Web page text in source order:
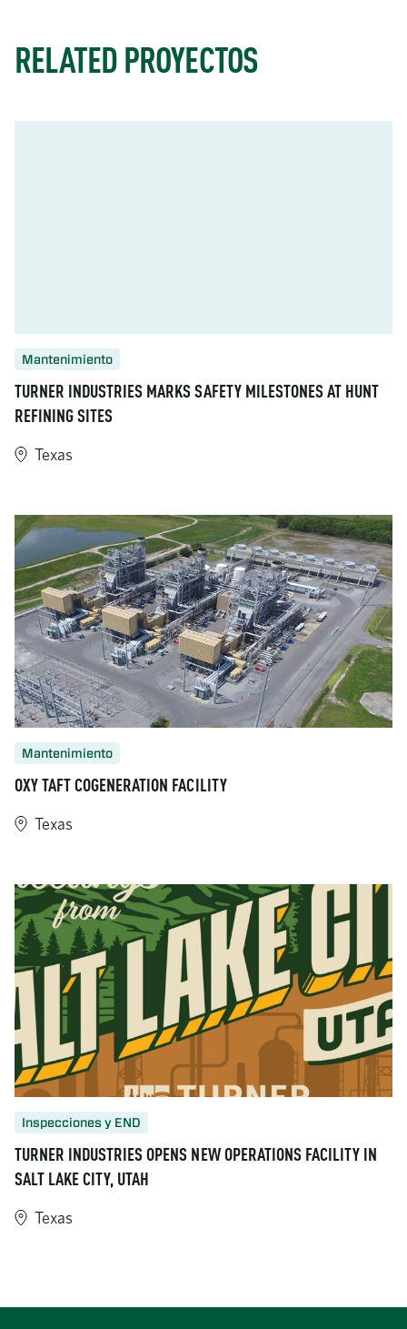
RELATED PROYECTOS
Mantenimiento
TURNER INDUSTRIES MARKS SAFETY MILESTONES AT HUNT
REFINING SITES
Texas
Mantenimiento
OXY TAFT COGENERATION FACILITY
Texas
Inspecciones y END
TURNER INDUSTRIES OPENS NEW OPERATIONS FACILITY IN
SALT LAKE CITY, UTAH
Texas